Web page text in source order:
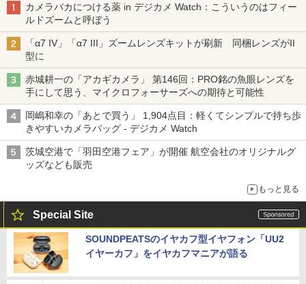
カメラバカにつける薬 in デジカメ Watch：こういうのはフィー
ルドズームと呼ぼう
「α7 IV」「α7 III」ズームレンズキットが刷新 同梱レンズがII
型に
赤城耕一の「アカギカメラ」 第146回：PRO銘の魚眼レンズを
手にして思う、マイクロフォーサーズへの期待と可能性
岡嶋和幸の「あとで買う」 1,904点目：軽くてシンプルで持ち歩
きやすいカメラバッグ - デジカメ Watch
茨城空港で「羽田空港フェア」が開催 航空会社のオリジナルグ
ッズなども販売
もっと見る
Special Site
SOUNDPEATSのイヤカフ型イヤフォン「UU2
イヤーカフ」をイヤカフマニアが語る